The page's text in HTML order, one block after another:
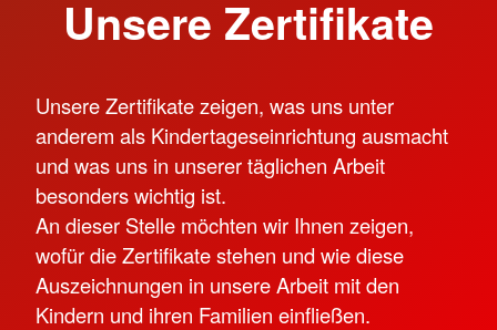
Unsere Zertifikate
Unsere Zertifikate zeigen, was uns unter
anderem als Kindertageseinrichtung ausmacht
und was uns in unserer täglichen Arbeit
besonders wichtig ist.
An dieser Stelle möchten wir Ihnen zeigen,
wofür die Zertifikate stehen und wie diese
Auszeichnungen in unsere Arbeit mit den
Kindern und ihren Familien einfließen.